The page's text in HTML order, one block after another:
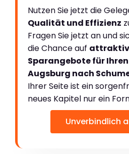
Nutzen Sie jetzt die
Qualität und Effizienz
Fragen Sie jetzt an und
die Chance auf
Sparangebote für
Augsburg nach
Ihrer Seite ist ein
neues Kapitel nur ein
Unverbindlich